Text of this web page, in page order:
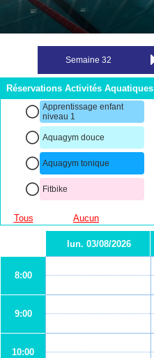
Réservations Activités Aquatiques
Apprentissage enfant
niveau 1
Aquagym douce
Aquagym tonique
Fitbike
Tous Aucun
lun. 03/08/2026
8:00
9:00
10:00